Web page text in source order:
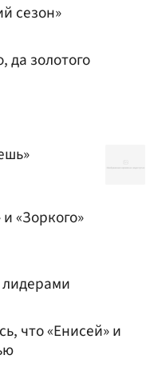
сезон»
да золотого
«Зоркого»
лидерами
что «Енисей» и